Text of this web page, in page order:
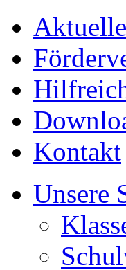
Kontakt
Unsere